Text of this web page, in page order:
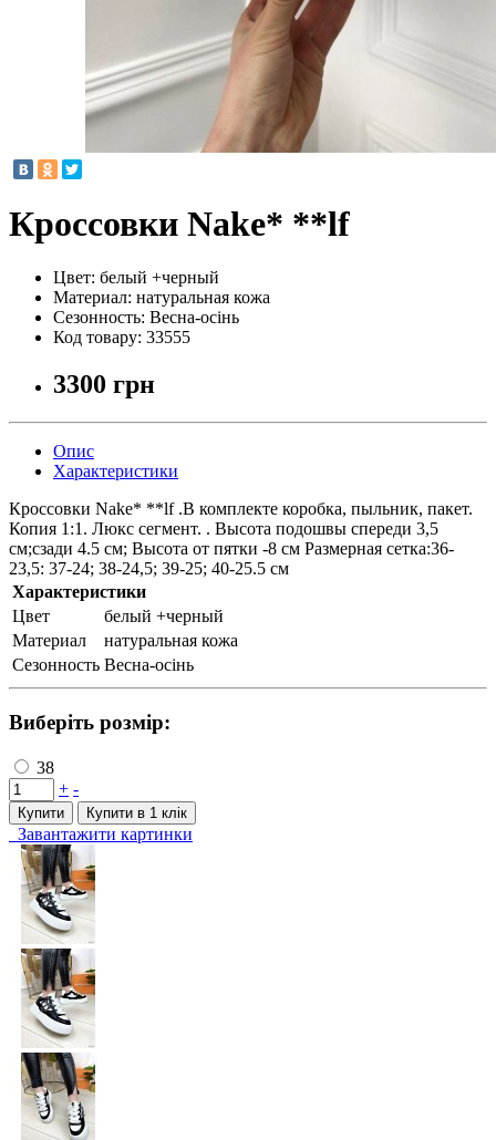
Кроссовки Nake* **lf
Цвет: белый +черный
Материал: натуральная кожа
Сезонность: Весна-осінь
Код товару: 33555
3300 грн
Опис
Характеристики
Кроссовки Nake* **lf .В комплекте коробка, пыльник, пакет.
Копия 1:1. Люкс сегмент. . Высота подошвы спереди 3,5
см;сзади 4.5 см; Высота от пятки -8 см Размерная сетка:36-
23,5: 37-24; 38-24,5; 39-25; 40-25.5 см
Характеристики
Цвет
белый +черный
Материал
натуральная кожа
Сезонность Весна-осінь
Виберіть розмір:
38
+ -
Купити Купити в 1 клiк
Завантажити картинки